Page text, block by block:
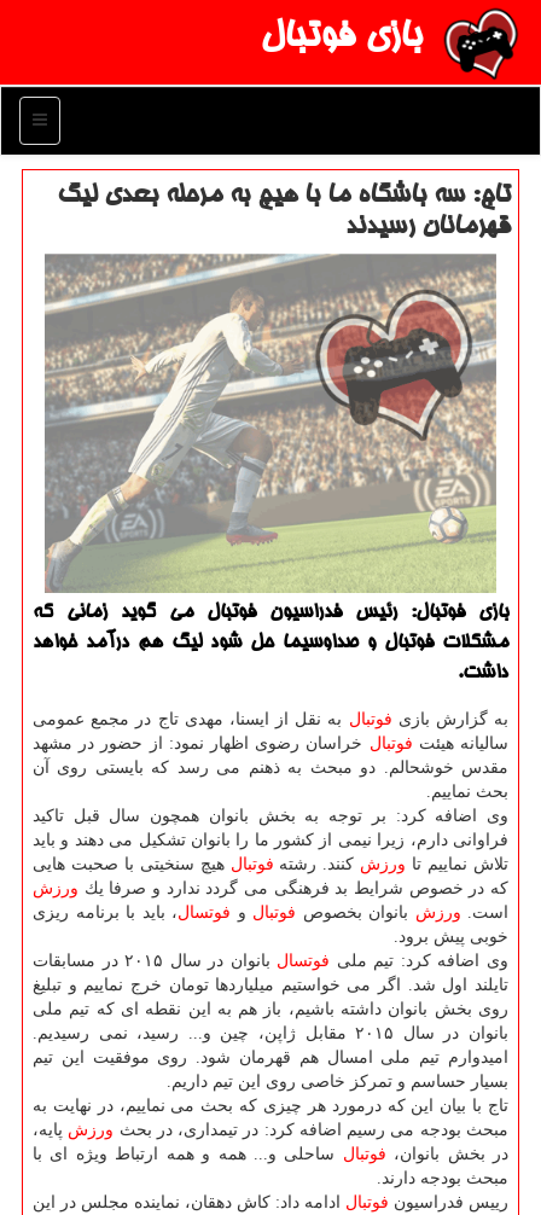
بازی فوتبال
منو
تاج: سه باشگاه ما با هیچ به مرحله بعدی لیگ
قهرمانان رسیدند
بازی فوتبال: رئیس فدراسیون فوتبال می گوید زمانی كه
مشكلات فوتبال و صداوسیما حل شود لیگ هم درآمد خواهد
داشت.
به گزارش بازی فوتبال به نقل از ایسنا، مهدی تاج در مجمع عمومی
سالیانه هیئت فوتبال خراسان رضوی اظهار نمود: از حضور در مشهد
مقدس خوشحالم. دو مبحث به ذهنم می رسد كه بایستی روی آن
بحث نماییم.
وی اضافه كرد: بر توجه به بخش بانوان همچون سال قبل تاكید
فراوانی دارم، زیرا نیمی از كشور ما را بانوان تشكیل می دهند و باید
تلاش نماییم تا ورزش كنند. رشته فوتبال هیچ سنخیتی با صحبت هایی
كه در خصوص شرایط بد فرهنگی می گردد ندارد و صرفا یك ورزش
است. ورزش بانوان بخصوص فوتبال و فوتسال، باید با برنامه ریزی
خوبی پیش برود.
وی اضافه كرد: تیم ملی فوتسال
بانوان در سال ۲۰۱۵ در مسابقات
تایلند اول شد. اگر می خواستیم میلیاردها تومان خرج نماییم و تبلیغ
روی بخش بانوان داشته باشیم، باز هم به این نقطه ای كه تیم ملی
بانوان در سال ۲۰۱۵ مقابل ژاپن، چین و... رسید، نمی رسیدیم.
امیدوارم تیم ملی امسال هم قهرمان شود. روی موفقیت این تیم
بسیار حساسم و تمركز خاصی روی این تیم داریم.
تاج با بیان این كه درمورد هر چیزی كه بحث می نماییم، در نهایت به
مبحث بودجه می رسیم اضافه كرد: در تیمداری، در بحث ورزش پایه،
در بخش بانوان، فوتبال ساحلی و... همه و همه ارتباط ویژه ای با
مبحث بودجه دارند.
رییس فدراسیون فوتبال ادامه داد: كاش دهقان، نماینده مجلس در این